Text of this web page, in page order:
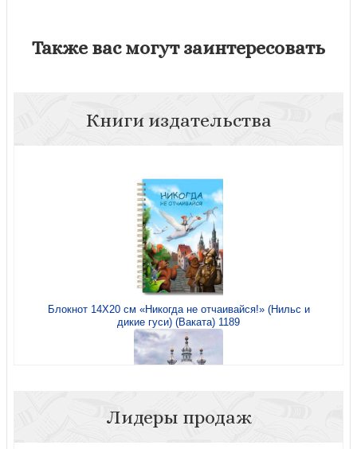
Также вас могут заинтересовать
Книги издательства
Блокнот 14Х20 см «Никогда не отчаивайся!» (Нильс и
дикие гуси) (Ваката) 1189
Лидеры продаж